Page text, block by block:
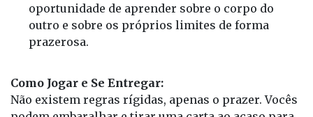
oportunidade de aprender sobre o corpo do
outro e sobre os próprios limites de forma
prazerosa.
Como Jogar e Se Entregar:
Não existem regras rígidas, apenas o prazer. Vocês